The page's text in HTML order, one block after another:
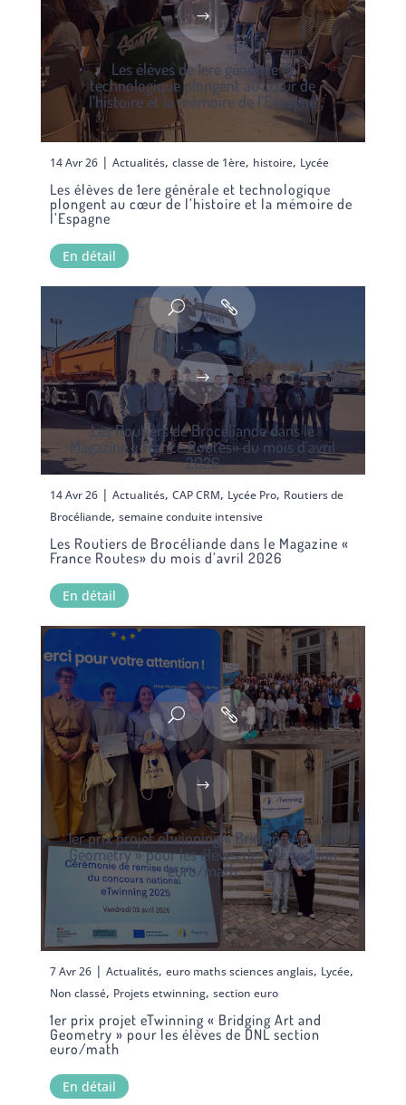
Les élèves de 1ere générale et
technologique plongent au cœur de
l’histoire et la mémoire de l’Espagne
14 Avr 26| Actualités, classe de 1ère, histoire, Lycée
Les élèves de 1ere générale et technologique
plongent au cœur de l’histoire et la mémoire de
l’Espagne
En détail
Les Routiers de Brocéliande dans le
Magazine « France Routes» du mois d’avril
2026
14 Avr 26| Actualités, CAP CRM, Lycée Pro, Routiers de
Brocéliande, semaine conduite intensive
Les Routiers de Brocéliande dans le Magazine «
France Routes» du mois d’avril 2026
En détail
1er prix projet eTwinning « Bridging Art and
Geometry » pour les élèves de DNL section
euro/math
7 Avr 26| Actualités, euro maths sciences anglais, Lycée,
Non classé, Projets etwinning, section euro
1er prix projet eTwinning « Bridging Art and
Geometry » pour les élèves de DNL section
euro/math
En détail